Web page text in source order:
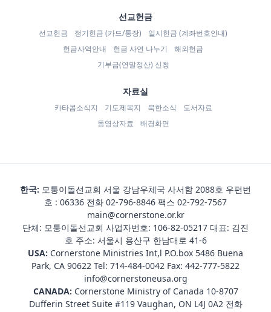
선교헌금
선교헌금 정기헌금 (카드/통장)
일시헌금 (계좌번호안내)
헌금사역안내
헌금 사연 나누기
해외헌금
기부금(연말정산) 신청
자료실
카타콤소식지 기도제목지 북한소식
도서자료
동영상자료
배경화면
한국: 모퉁이돌선교회 서울 강남우체국 사서함 2088호 우편번
호 : 06336 전화 02-796-8846 팩스 02-792-7567
main@cornerstone.or.kr
단체: 모퉁이돌선교회 사업자번호: 106-82-05217 대표: 김진
호 주소: 서울시 용산구 한남대로 41-6
USA: Cornerstone Ministries Int,l P.O.box 5486 Buena
Park, CA 90622 Tel: 714-484-0042 Fax: 442-777-5822
info@cornerstoneusa.org
CANADA: Cornerstone Ministry of Canada 10-8707
Dufferin Street Suite #119 Vaughan, ON L4J 0A2 전화